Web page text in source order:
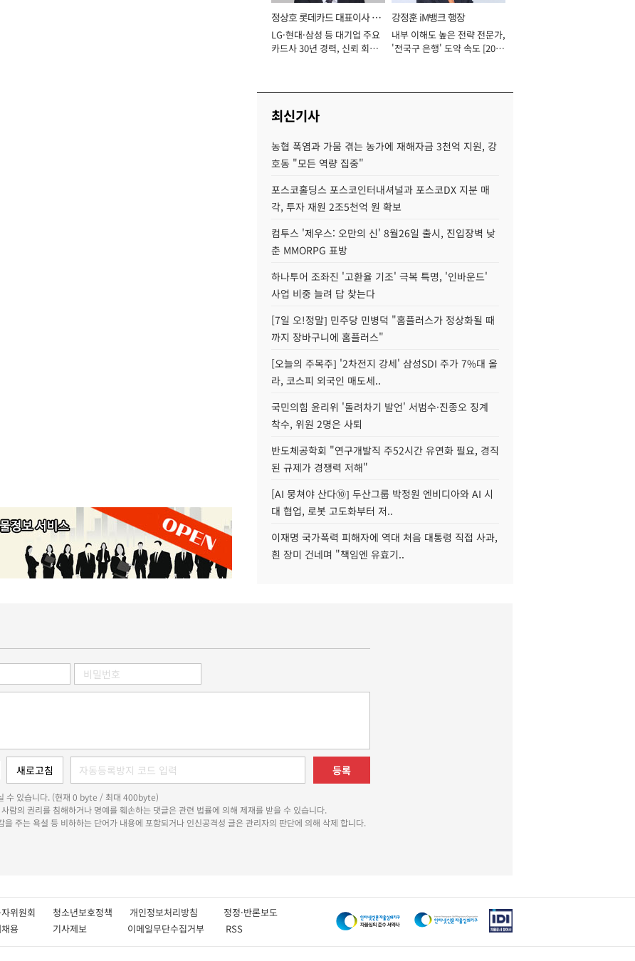
정상호 롯데카드 대표이사 사
장
LG·현대·삼성 등 대기업 주요
카드사 30년 경력, 신뢰 회복
강정훈 iM뱅크 행장
내부 이해도 높은 전략 전문가,
'전국구 은행' 도약 속도 [2026
최신기사
농협 폭염과 가뭄 겪는 농가에 재해자금 3천억 지원, 강
호동 "모든 역량 집중"
포스코홀딩스 포스코인터내셔널과 포스코DX 지분 매
각, 투자 재원 2조5천억 원 확보
컴투스 '제우스: 오만의 신' 8월26일 출시, 진입장벽 낮
춘 MMORPG 표방
하나투어 조좌진 '고환율 기조' 극복 특명, '인바운드'
사업 비중 늘려 답 찾는다
[7일 오!정말] 민주당 민병덕 "홈플러스가 정상화될 때
까지 장바구니에 홈플러스"
[오늘의 주목주] '2차전지 강세' 삼성SDI 주가 7%대 올
라, 코스피 외국인 매도세..
국민의힘 윤리위 '돌려차기 발언' 서범수·진종오 징계
착수, 위원 2명은 사퇴
반도체공학회 "연구개발직 주52시간 유연화 필요, 경직
된 규제가 경쟁력 저해"
[AI 뭉쳐야 산다⑩] 두산그룹 박정원 엔비디아와 AI 시
대 협업, 로봇 고도화부터 저..
이재명 국가폭력 피해자에 역대 처음 대통령 직접 사과,
흰 장미 건네며 "책임엔 유효기..
등록
수 있습니다. (현재 0 byte / 최대 400byte)
람의 권리를 침해하거나 명예를 훼손하는 댓글은 관련 법률에 의해 제재를 받을 수 있습니다.
을 주는 욕설 등 비하하는 단어가 내용에 포함되거나 인신공격성 글은 관리자의 판단에 의해 삭제 합니다.
자위원회 청소년보호정책 개인정보처리방침 정정·반론보도
채용 기사제보 이메일무단수집거부 RSS